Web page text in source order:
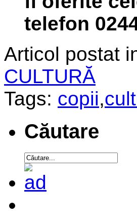
telefon
Articol postat
CULTURĂ
Tags: copii,
Căutare